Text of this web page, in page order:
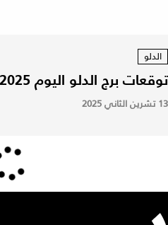
الدلو
توقعات برج الدلو اليوم 13/11/2025
13 تشرين الثاني 2025